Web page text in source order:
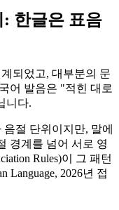
한글은 표음
되었고, 대부분의 문
어 발음은 "적힌 대로
니다.
절 단위이지만, 말에
경계를 넘어 서로 영
Rules)이 그 패턴
Language, 2026년 접